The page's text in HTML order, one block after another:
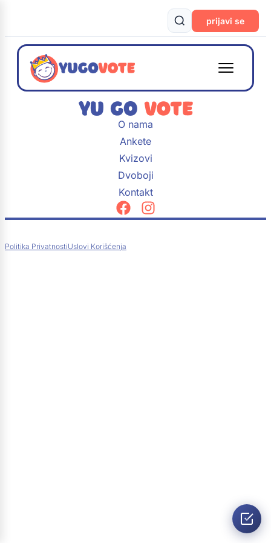
prijavi se
O nama
Ankete
Kvizovi
Dvoboji
Kontakt
Politika PrivatnostiUslovi Korišćenja